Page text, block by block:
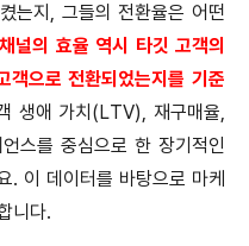
는지, 그들의 전환율은 어떤
널의 효율 역시 타깃 고객의
으로 전환되었는지를 기준
생애 가치(LTV), 재구매율,
스를 중심으로 한 장기적인
. 이 데이터를 바탕으로 마케
니다.